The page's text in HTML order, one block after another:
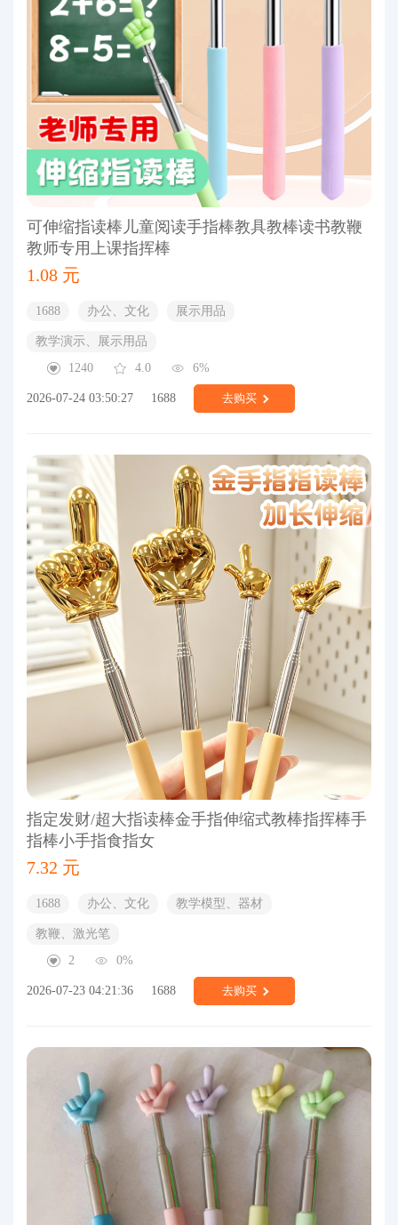
可伸缩指读棒儿童阅读手指棒教具教棒读书教鞭
教师专用上课指挥棒
1.08 元
1688 办公、文化 展示用品
教学演示、展示用品
1240
4.0 6%
2026-07-24 03:50:27 1688 去购买
指定发财/超大指读棒金手指伸缩式教棒指挥棒手
指棒小手指食指女
7.32 元
1688 办公、文化 教学模型、器材
教鞭、激光笔
2
0%
2026-07-23 04:21:36 1688 去购买